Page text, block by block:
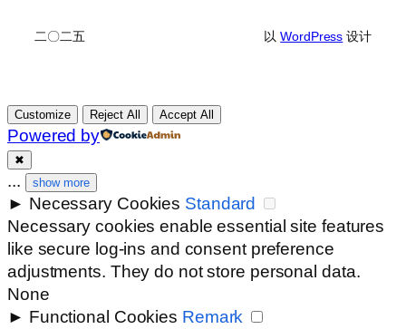
二〇二五 以WordPress 设计
Customize Reject All Accept All
Powered by
✖
... show more
► Necessary Cookies Standard
Necessary cookies enable essential site features
like secure log-ins and consent preference
adjustments. They do not store personal data.
None
► Functional Cookies Remark